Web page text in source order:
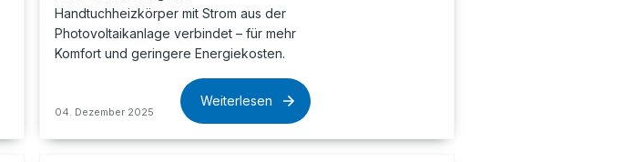
Handtuchheizkörper mit Strom aus der
Photovoltaikanlage verbindet – für mehr
Komfort und geringere Energiekosten.
04. Dezember 2025
Weiterlesen